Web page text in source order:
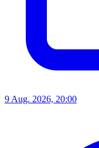
9 Aug. 2026, 20:00